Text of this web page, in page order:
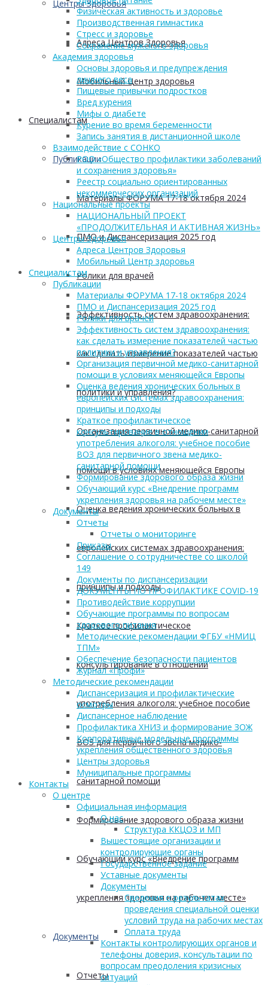
Центры Здоровья
Адреса Центров Здоровья
Мобильный Центр здоровья
Cпециалистам
Публикации
Материалы ФОРУМА 17-18 октября 2024
ПМО и Диспансеризация 2025 год
Ролики для врачей
Эффективность систем здравоохранения:
как сделать измерение показателей частью
политики и управления?
Организация первичной медико-санитарной
помощи в условиях меняющейся Европы
Оценка ведения хронических больных в
европейских системах здравоохранения:
принципы и подходы
Краткое профилактическое
консультирование в отношении
употребления алкоголя: учебное пособие
ВОЗ для первичного звена медико-
санитарной помощи
Формирование здорового образа жизни
Обучающий курс «Внедрение программ
укрепления здоровья на рабочем месте»
Документы
Отчеты
Физическая активность и здоровье
Производственная гимнастика
Стресс и здоровье
Сохранение мужского здоровья
Академия здоровья
Основы здоровья и предупреждения
лишнего веса
Пищевые привычки подростков
Вред курения
Мифы о диабете
Курение во время беременности
Запись занятия в дистанционной школе
Взаимодействие с СОНКО
РОО «Общество профилактики заболеваний
и сохранения здоровья»
Реестр социально ориентированных
некоммерческих организаций
Национальные проекты
НАЦИОНАЛЬНЫЙ ПРОЕКТ
«ПРОДОЛЖИТЕЛЬНАЯ И АКТИВНАЯ ЖИЗНЬ»
Центры Здоровья
Адреса Центров Здоровья
Мобильный Центр здоровья
Cпециалистам
Публикации
Материалы ФОРУМА 17-18 октября 2024
ПМО и Диспансеризация 2025 год
Ролики для врачей
Эффективность систем здравоохранения:
как сделать измерение показателей частью
политики и управления?
Организация первичной медико-санитарной
помощи в условиях меняющейся Европы
Оценка ведения хронических больных в
европейских системах здравоохранения:
принципы и подходы
Краткое профилактическое
консультирование в отношении
употребления алкоголя: учебное пособие
ВОЗ для первичного звена медико-
санитарной помощи
Формирование здорового образа жизни
Обучающий курс «Внедрение программ
укрепления здоровья на рабочем месте»
Документы
Отчеты
Отчеты о мониторинге
Приказы
Соглашение о сотрудничестве со школой
149
Документы по диспансеризации
ДОКУМЕНТЫ ПО ПРОФИЛАКТИКЕ COVID-19
Противодействие коррупции
Обучающие программы по вопросам
здорового питания
Методические рекомендации ФГБУ «НМИЦ
ТПМ»
Обеспечение безопасности пациентов
Журнал «Профи»
Методические рекомендации
Диспансеризация и профилактические
осмотры
Диспансерное наблюдение
Профилактика ХНИЗ и формирование ЗОЖ
Корпоративные модельные программы
укрепления общественного здоровья
Центры здоровья
Муниципальные программы
Контакты
О центре
Официальная информация
О нас
Структура ККЦОЗ и МП
Вышестоящие организации и
контролирующие органы
Государственное задание
Уставные документы
Документы
Сведения о результатах
проведения специальной оценки
условий труда на рабочих местах
Оплата труда
Контакты контролирующих органов и
телефоны доверия, консультации по
вопросам преодоления кризисных
ситуаций